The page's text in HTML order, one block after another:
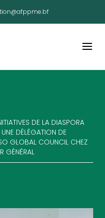
DE LA DIASPORA
DÉLÉGATION DE
GLOBAL COUNCIL CHEZ
GÉNÉRAL